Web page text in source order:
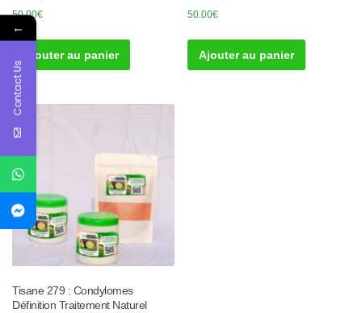
50.00€
Ajouter au panier
50.00€
Ajouter au panier
Tisane 279 : Condylomes
Définition Traitement Naturel
←
Contact Us